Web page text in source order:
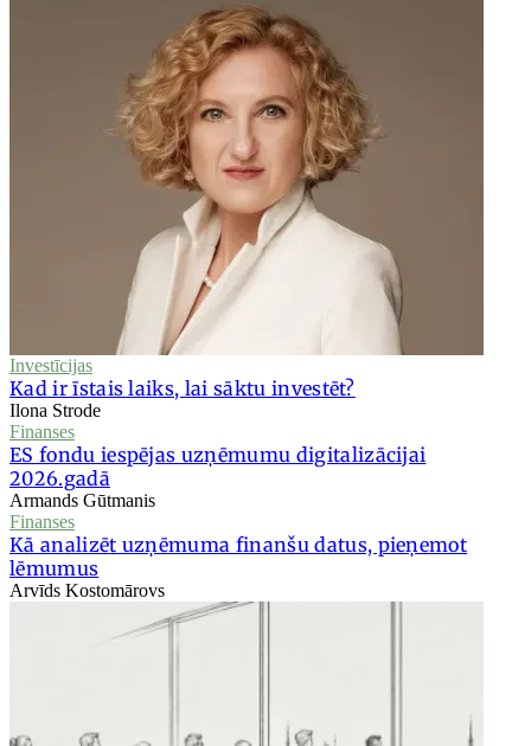
Investīcijas
Kad ir īstais laiks, lai sāktu investēt?
Ilona Strode
Finanses
ES fondu iespējas uzņēmumu digitalizācijai
2026.gadā
Armands Gūtmanis
Finanses
Kā analizēt uzņēmuma finanšu datus, pieņemot
lēmumus
Arvīds Kostomārovs